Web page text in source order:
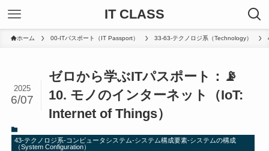
IT CLASS
ホーム 00-ITパスポート（IT Passport） 33-63-テクノロジ系（Technology）
ゼロから学ぶITパスポート：📡
10. モノのインターネット（IoT:
Internet of Things）
2025
6/07
43-テクノロジ系-コンピュータシステム-システム構成要素-システムの構成
（System Configuration）